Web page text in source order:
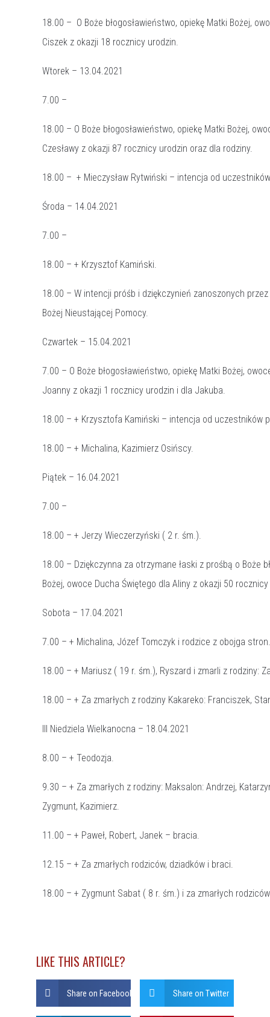
18.00 – O Boże błogosławieństwo, opiekę Matki Bożej,
Ciszek z okazji 18 rocznicy urodzin.
Wtorek – 13.04.2021
7.00 –
18.00 – O Boże błogosławieństwo, opiekę Matki Bożej,
Czesławy z okazji 87 rocznicy urodzin oraz dla rodziny.
18.00 – + Mieczysław Rytwiński – intencja od
Środa – 14.04.2021
7.00 –
18.00 – + Krzysztof Kamiński.
18.00 – W intencji próśb i dziękczynień zanoszonych
Bożej Nieustającej Pomocy.
Czwartek – 15.04.2021
7.00 – O Boże błogosławieństwo, opiekę Matki Bożej,
Joanny z okazji 1 rocznicy urodzin i dla Jakuba.
18.00 – + Krzysztofa Kamiński – intencja od uczestników
18.00 – + Michalina, Kazimierz Osińscy.
Piątek – 16.04.2021
7.00 –
18.00 – + Jerzy Wieczerzyński ( 2 r. śm.).
18.00 – Dziękczynna za otrzymane łaski z prośbą o Boże
Bożej, owoce Ducha Świętego dla Aliny z okazji 50
Sobota – 17.04.2021
7.00 – + Michalina, Józef Tomczyk i rodzice z obojga
18.00 – + Mariusz ( 19 r. śm.), Ryszard i zmarli z
18.00 – + Za zmarłych z rodziny Kakareko: Franciszek,
III Niedziela Wielkanocna – 18.04.2021
8.00 – + Teodozja.
9.30 – + Za zmarłych z rodziny: Maksalon: Andrzej,
Zygmunt, Kazimierz.
11.00 – + Paweł, Robert, Janek – bracia.
12.15 – + Za zmarłych rodziców, dziadków i braci.
18.00 – + Zygmunt Sabat ( 8 r. śm.) i za zmarłych
LIKE THIS ARTICLE?
Share on Facebook Share on Twitter